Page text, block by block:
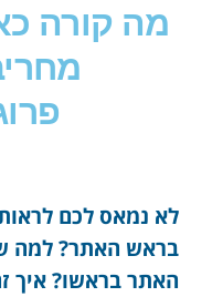
מה קורה
לא נמאס לכם
בראש האתר? למה
האתר בראשו? איך